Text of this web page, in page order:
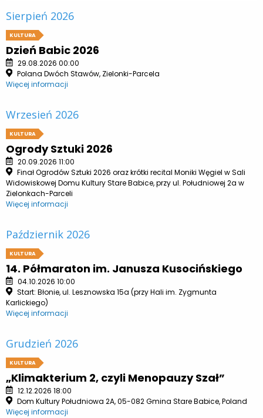
Sierpień 2026
KULTURA
Dzień Babic 2026
29.08.2026 00:00
Polana Dwóch Stawów, Zielonki-Parcela
Więcej informacji
Wrzesień 2026
KULTURA
Ogrody Sztuki 2026
20.09.2026 11:00
Finał Ogrodów Sztuki 2026 oraz krótki recital Moniki Węgiel w Sali
Widowiskowej Domu Kultury Stare Babice, przy ul. Południowej 2a w
Zielonkach-Parceli
Więcej informacji
Październik 2026
KULTURA
14. Półmaraton im. Janusza Kusocińskiego
04.10.2026 10:00
Start: Błonie, ul. Lesznowska 15a (przy Hali im. Zygmunta
Karlickiego)
Więcej informacji
Grudzień 2026
KULTURA
„Klimakterium 2, czyli Menopauzy Szał”
12.12.2026 18:00
Dom Kultury Południowa 2A, 05-082 Gmina Stare Babice, Poland
Więcej informacji